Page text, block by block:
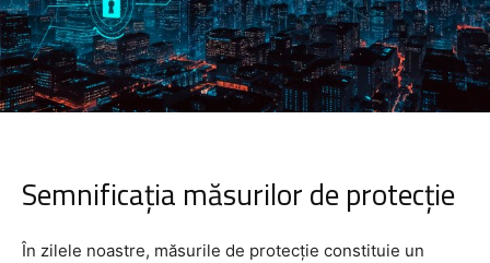
Semnificația măsurilor de protecție
În zilele noastre, măsurile de protecție constituie un